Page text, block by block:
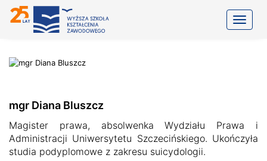
mgr Diana Bluszcz
Magister prawa, absolwenka Wydziału Prawa i
Administracji Uniwersytetu Szczecińskiego. Ukończyła
studia podyplomowe z zakresu suicydologii.